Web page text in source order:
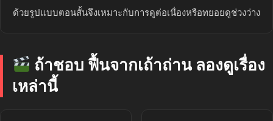
ด้วยรูปแบบตอนสั้นจึงเหมาะกับการดูต่อเนื่องหรือทยอยดูช่วงว่าง
ถ้าชอบ ฟื้นจากเถ้าถ่าน ลองดูเรื่อง
เหล่านี้